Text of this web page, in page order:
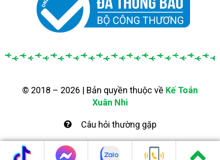
© 2018 – 2026 | Bản quyền thuộc về Kế Toán
Xuân Nhi
Câu hỏi thường gặp